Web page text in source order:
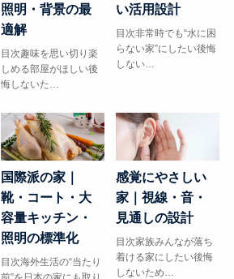
照明・背景の最
適解
目次趣味を思い切り楽
しめる部屋がほしい後
悔しないた…
い活用設計
目次非常時でも“水に困
らない家”にしたい後悔
しない…
国際派の家｜
靴・コート・大
容量キッチン・
照明の標準化
目次海外生活の“当たり
感覚にやさしい
家｜視線・音・
見通しの設計
目次家族みんなが落ち
着ける家にしたい後悔
しないため…